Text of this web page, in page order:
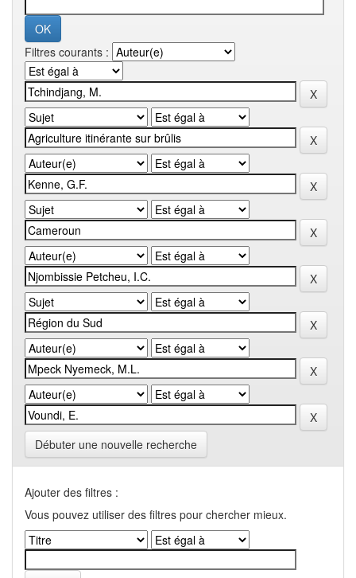
Filtres courants :
Débuter une nouvelle recherche
Ajouter des filtres :
Vous pouvez utiliser des filtres pour chercher mieux.